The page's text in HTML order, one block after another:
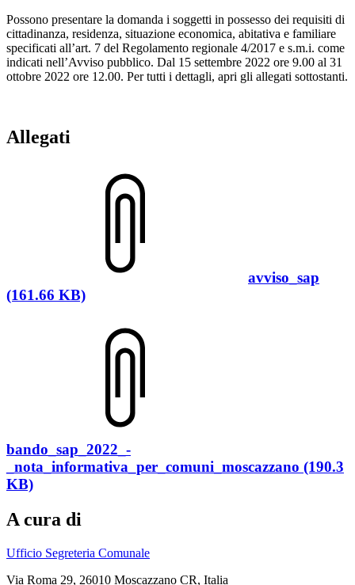
Possono presentare la domanda i soggetti in possesso dei requisiti di
cittadinanza, residenza, situazione economica, abitativa e familiare
specificati all’art. 7 del Regolamento regionale 4/2017 e s.m.i. come
indicati nell’Avviso pubblico. Dal 15 settembre 2022 ore 9.00 al 31
ottobre 2022 ore 12.00. Per tutti i dettagli, apri gli allegati sottostanti.
Allegati
avviso_sap
(161.66 KB)
bando_sap_2022_-
_nota_informativa_per_comuni_moscazzano (190.3
KB)
A cura di
Ufficio Segreteria Comunale
Via Roma 29, 26010 Moscazzano CR, Italia